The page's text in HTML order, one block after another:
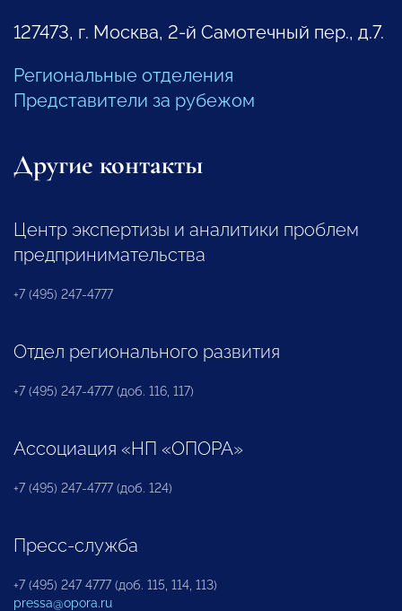
127473, г. Москва, 2-й Самотечный пер., д.7.
Региональные отделения
Представители за рубежом
Другие контакты
Центр экспертизы и аналитики проблем
предпринимательства
+7 (495) 247-4777
Отдел регионального развития
+7 (495) 247-4777 (доб. 116, 117)
Ассоциация «НП «ОПОРА»
+7 (495) 247-4777 (доб. 124)
Пресс-служба
+7 (495) 247 4777 (доб. 115, 114, 113)
pressa@opora.ru